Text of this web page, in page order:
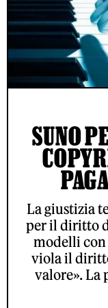
SUNO
La giustizia
per il diritto
modelli
viola il
valore». La